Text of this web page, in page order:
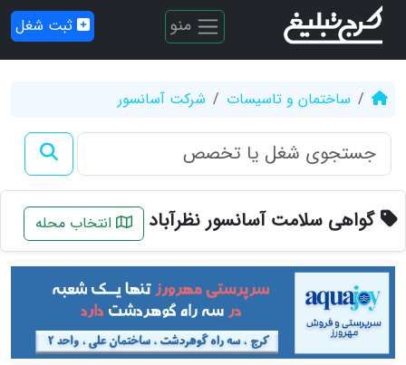
منو ثبت شغل
ساختمان و تاسیسات شرکت آسانسور
گواهی سلامت آسانسور نظرآباد انتخاب محله